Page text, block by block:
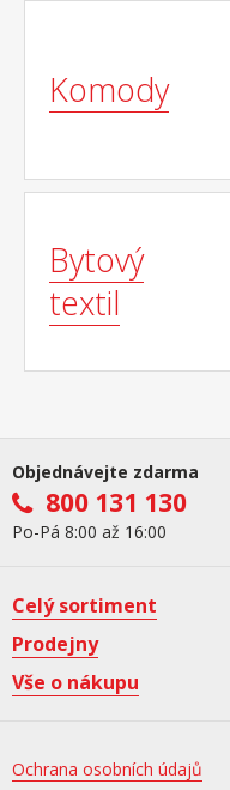
Komody
Bytový
textil
Objednávejte zdarma
800 131 130
Po-Pá 8:00 až 16:00
Celý sortiment
Prodejny
Vše o nákupu
Ochrana osobních údajů